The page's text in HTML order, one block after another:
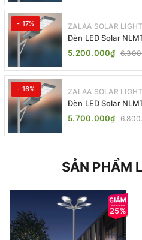
- 17% ZALAA SOLAR LIGHT
Đèn LED Solar
One | ZALAA
5.200.000₫
- 16% ZALAA SOLAR LIGHT
Đèn LED Solar
One | ZALAA
5.700.000₫
SẢN PHẨM
25%